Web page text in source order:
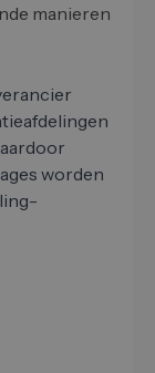
manieren
worden